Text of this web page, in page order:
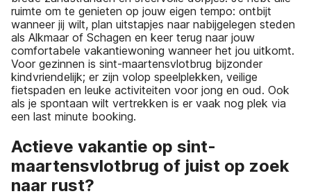
ruimte om te genieten op jouw eigen tempo: ontbijt
wanneer jij wilt, plan uitstapjes naar nabijgelegen steden
als Alkmaar of Schagen en keer terug naar jouw
comfortabele vakantiewoning wanneer het jou uitkomt.
Voor gezinnen is sint-maartensvlotbrug bijzonder
kindvriendelijk; er zijn volop speelplekken, veilige
fietspaden en leuke activiteiten voor jong en oud. Ook
als je spontaan wilt vertrekken is er vaak nog plek via
een last minute booking.
Actieve vakantie op sint-
maartensvlotbrug of juist op zoek
naar rust?